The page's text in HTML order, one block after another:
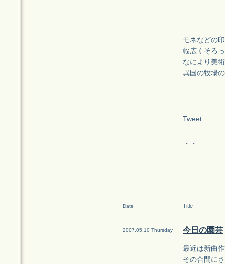
モネなどの
幅広くそろ
なにより美
異国の牧場
Tweet
- -
Date Title
2007.05.10 Thursday
-
今日の園芸
最近は新曲
その合間に